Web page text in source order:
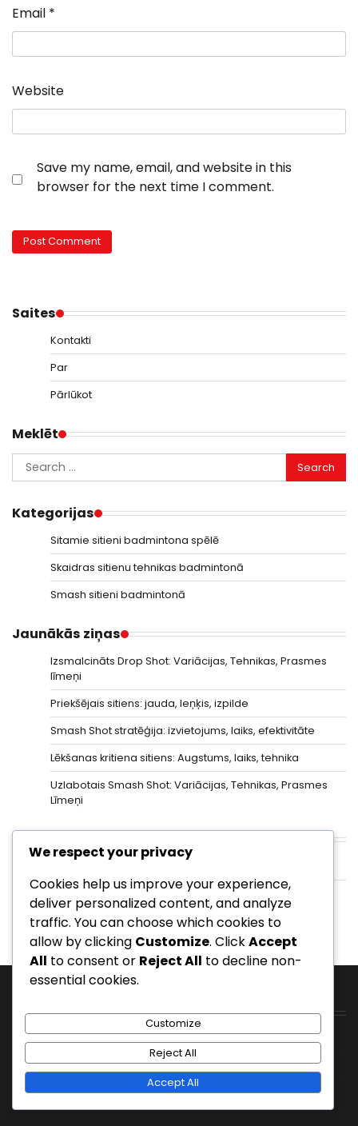
Email *
Website
Save my name, email, and website in this
browser for the next time I comment.
Saites
Kontakti
Par
Pārlūkot
Meklēt
Search
for:
Kategorijas
Sitamie sitieni badmintona spēlē
Skaidras sitienu tehnikas badmintonā
Smash sitieni badmintonā
Jaunākās ziņas
Izsmalcināts Drop Shot: Variācijas, Tehnikas, Prasmes
līmeņi
Priekšējais sitiens: jauda, leņķis, izpilde
Smash Shot stratēģija: izvietojums, laiks, efektivitāte
Lēkšanas kritiena sitiens: Augstums, laiks, tehnika
Uzlabotais Smash Shot: Variācijas, Tehnikas, Prasmes
Līmeņi
January 2026
Kategorijas
Sitamie sitieni badmintona spēlē
Skaidras sitienu tehnikas badmintonā
Smash sitieni badmintonā
We respect your privacy
Cookies help us improve your experience,
deliver personalized content, and analyze
traffic. You can choose which cookies to
allow by clicking Customize. ClickAccept
All to consent or Reject All to decline non-
essential cookies.
Customize
Reject All
Accept All